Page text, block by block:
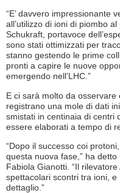
“E’ davvero impressionante
all’utilizzo di ioni di piombo
Schukraft, portavoce
sono stati ottimizzati per
stanno gestendo le prime
pronti a capire le nuove
emergendo nell’LHC.”
E ci sarà molto da osservare
registrano una mole di dati
smistati in centinaia di centri
essere elaborati a tempo di
“Dopo il successo coi
questa nuova fase,” ha detto
Fabiola Gianotti. “Il
spettacolari scontri tra ioni, e
dettaglio.”